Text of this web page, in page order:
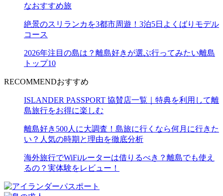
なおすすめ旅
絶景のスリランカを3都市周遊！3泊5日よくばりモデル
コース
2026年注目の島は？離島好きが選ぶ行ってみたい離島
トップ10
RECOMMENDおすすめ
ISLANDER PASSPORT 協賛店一覧｜特典を利用して離
島旅行をお得に楽しむ
離島好き500人に大調査！島旅に行くなら何月に行きた
い？人気の時期と理由を徹底分析
海外旅行でWiFiルーターは借りるべき？離島でも使え
るの？実体験をレビュー！